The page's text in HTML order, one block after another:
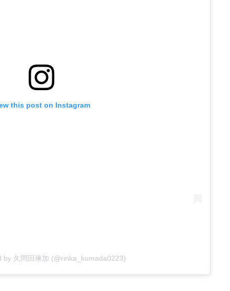
this post on Instagram
by 久間田琳加 (@rinka_kumada0223)